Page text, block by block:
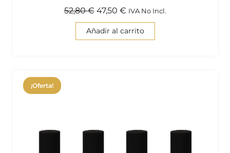
52,80€ 47,50 € IVA No Incl.
Añadir al carrito
¡Oferta!